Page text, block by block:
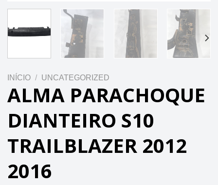
INÍCIO / UNCATEGORIZED
ALMA PARACHOQUE
DIANTEIRO S10
TRAILBLAZER 2012
2016